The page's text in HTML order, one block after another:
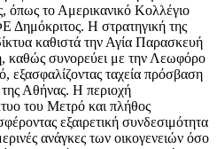
όπως το Αμερικανικό Κολλέγιο
Η στρατηγική της
καθιστά την Αγία Παρασκευή
καθώς συνορεύει με την Λεωφόρο
εξασφαλίζοντας ταχεία πρόσβαση
Αθήνας. Η περιοχή
του Μετρό και πλήθος
εξαιρετική συνδεσιμότητα
ανάγκες των οικογενειών όσο